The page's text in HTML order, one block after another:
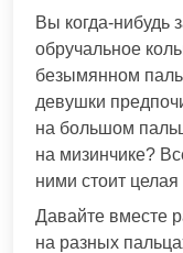
Вы когда-нибудь
обручальное
безымянном
девушки
на большом
на мизинчике?
ними стоит
Давайте вместе
на разных